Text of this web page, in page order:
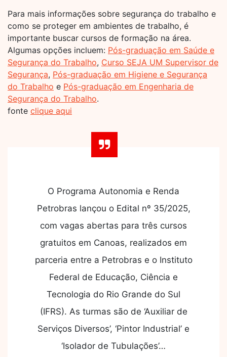
Para mais informações sobre segurança do trabalho e
como se proteger em ambientes de trabalho, é
importante buscar cursos de formação na área.
Algumas opções incluem: Pós-graduação em Saúde e
Segurança do Trabalho, Curso SEJA UM Supervisor de
Segurança, Pós-graduação em Higiene e Segurança
do Trabalho e Pós-graduação em Engenharia de
Segurança do Trabalho.
fonte clique aqui
O Programa Autonomia e Renda
Petrobras lançou o Edital nº 35/2025,
com vagas abertas para três cursos
gratuitos em Canoas, realizados em
parceria entre a Petrobras e o Instituto
Federal de Educação, Ciência e
Tecnologia do Rio Grande do Sul
(IFRS). As turmas são de ‘Auxiliar de
Serviços Diversos’, ‘Pintor Industrial’ e
‘Isolador de Tubulações’…